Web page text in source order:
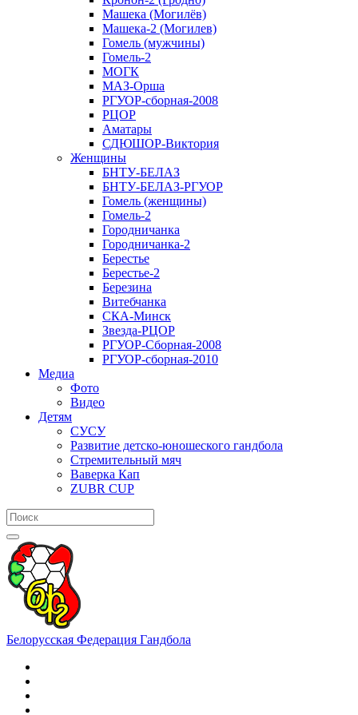
Машека (Могилёв)
Машека-2 (Могилев)
Гомель (мужчины)
Гомель-2
МОГК
МАЗ-Орша
РГУОР-сборная-2008
РЦОР
Аматары
СДЮШОР-Виктория
Женщины
БНТУ-БЕЛАЗ
БНТУ-БЕЛАЗ-РГУОР
Гомель (женщины)
Гомель-2
Городничанка
Городничанка-2
Берестье
Берестье-2
Березина
Витебчанка
СКА-Минск
Звезда-РЦОР
РГУОР-Сборная-2008
РГУОР-сборная-2010
Медиа
Фото
Видео
Детям
СУСУ
Развитие детско-юношеского гандбола
Стремительный мяч
Ваверка Кап
ZUBR CUP
Белорусская Федерация Гандбола